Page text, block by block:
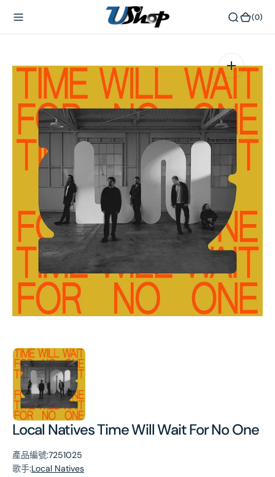
(0)
Local Natives Time Will Wait For No One
產品編號:7251025
歌手:Local Natives
在
相
簿
中
啟
第
1
張